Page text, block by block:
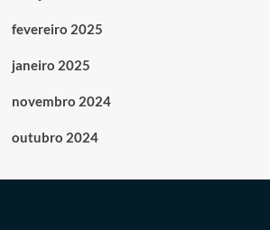
fevereiro 2025
janeiro 2025
novembro 2024
outubro 2024